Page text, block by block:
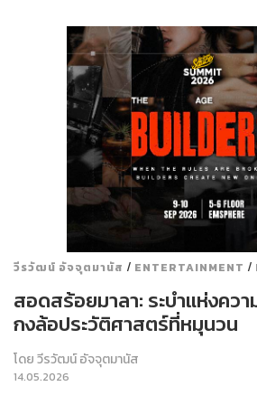
วีรวัฒน์ อัจจุตมานัส / ENTERTAINMENT /
สอดสร้อยมาลา: ระบำแห่งควา
กงล้อประวัติศาสตร์ที่หมุนวน
โดยวีรวัฒน์ อัจจุตมานัส
14.05.2026